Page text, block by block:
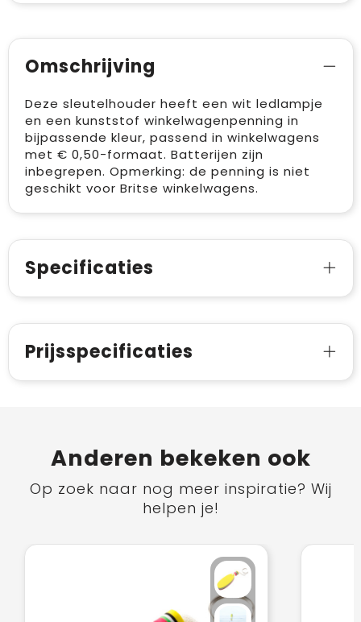
Omschrijving
Deze sleutelhouder heeft een wit ledlampje
en een kunststof winkelwagenpenning in
bijpassende kleur, passend in winkelwagens
met € 0,50-formaat. Batterijen zijn
inbegrepen. Opmerking: de penning is niet
geschikt voor Britse winkelwagens.
Specificaties
Prijsspecificaties
Anderen bekeken ook
Op zoek naar nog meer inspiratie? Wij
helpen je!